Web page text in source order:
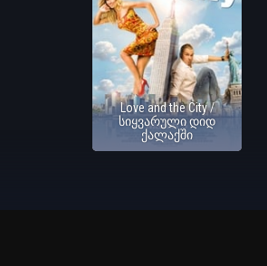
Love and the City /
სიყვარული დიდ
ქალაქში